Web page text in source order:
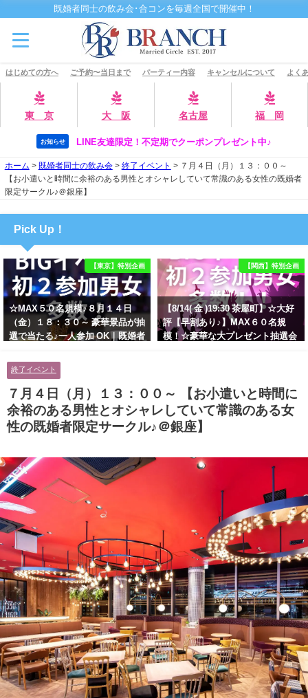
既婚者同士の飲み会･合コンを毎週全国で開催中！
はじめての方へ ご予約〜当日まで パーティー内容 キャンセルについて よく
東 京 大 阪 名古屋 福 岡
お知らせ LINE友達限定！不定期でクーポンプレゼント中♪
ホーム > 既婚者同士の飲み会> 終了イベント > ７月４日（月）１３：００～
【お小遣いと時間に余裕のある男性とオシャレしていて常識のある女性の既婚者
限定サークル♪＠銀座】
Pick Up！
【東京】特別企画
☆MAX５０名規模♪８月１４日
（金）１８：３０～ 豪華景品が抽
選で当たる♪一人参加 OK｜既婚者
に余裕のある健康的なオシャレ男
性と美容好きで優しさのある大人
女性の既婚者限定ビッグパーティ
ー♪＠池袋】
【関西】特別企画
【8/14( 金 )19:30 茶屋町】☆大好
評【早割あり♪】MAX６０名規
模！☆豪華な大プレゼント抽選会
ティー♪＠茶屋町】
終了イベント
７月４日（月）１３：００～ 【お小遣いと時間に
余裕のある男性とオシャレしていて常識のある女
性の既婚者限定サークル♪＠銀座】